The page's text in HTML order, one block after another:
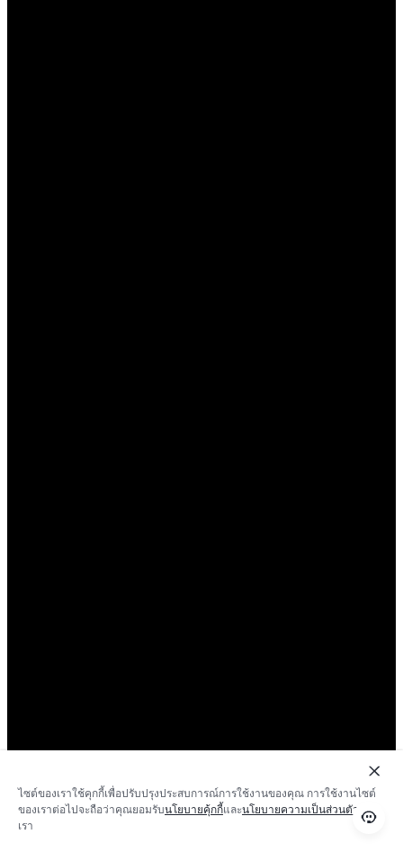
ไซต์ของเราใช้คุกกี้เพื่อปรับปรุงประสบการณ์การใช้งานของคุณ การใช้งานไซต์
ของเราต่อไปจะถือว่าคุณยอมรับนโยบายคุ้กกี้และนโยบายความเป็นส่วนตัว ของ
เรา